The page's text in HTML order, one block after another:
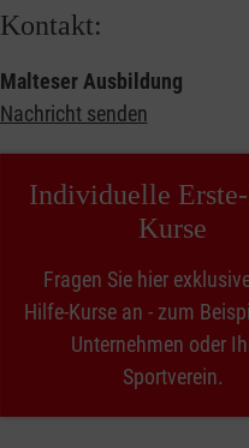
Kontakt:
Malteser Ausbildung
Nachricht senden
Individuelle
Kurse
Fragen Sie hier
Hilfe-Kurse an - zum
Unternehmen oder
Sportverein.